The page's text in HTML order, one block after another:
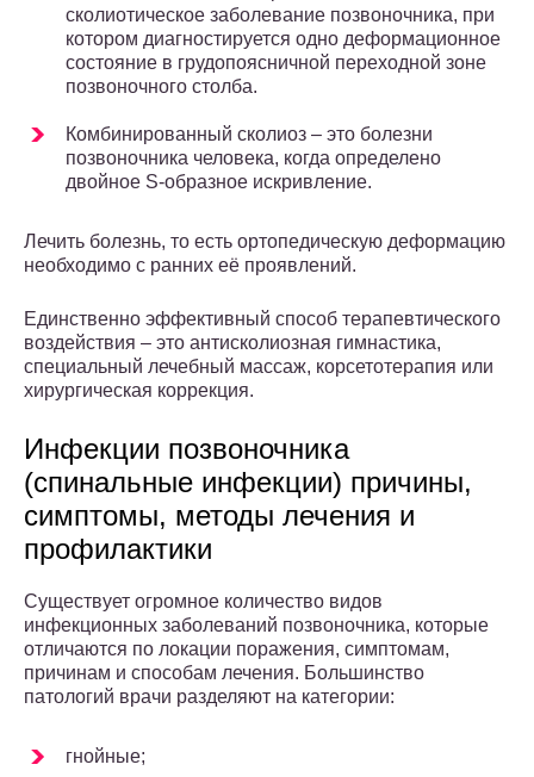
сколиотическое заболевание позвоночника, при
котором диагностируется одно деформационное
состояние в грудопоясничной переходной зоне
позвоночного столба.
Комбинированный сколиоз – это болезни
позвоночника человека, когда определено
двойное S-образное искривление.
Лечить болезнь, то есть ортопедическую деформацию
необходимо с ранних её проявлений.
Единственно эффективный способ терапевтического
воздействия – это антисколиозная гимнастика,
специальный лечебный массаж, корсетотерапия или
хирургическая коррекция.
Инфекции позвоночника
(спинальные инфекции) причины,
симптомы, методы лечения и
профилактики
Существует огромное количество видов
инфекционных заболеваний позвоночника, которые
отличаются по локации поражения, симптомам,
причинам и способам лечения. Большинство
патологий врачи разделяют на категории:
гнойные;